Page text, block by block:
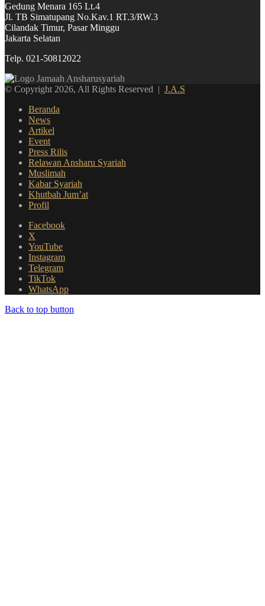
Gedung Menara 165 Lt.4
Jl. TB Simatupang No.Kav.1 RT.3/RW.3
Cilandak Timur, Pasar Minggu
Jakarta Selatan
Telp. 021-50812022
© Copyright 2026, All Rights Reserved | J.A.S
Beranda
News
Artikel
Event
Press Rilis
Relawan Ansharu Syariah
Muslimah
Kabar Syariah
Khutbah Jum’at
Profil
Facebook
X
YouTube
Instagram
Telegram
TikTok
WhatsApp
Back to top button